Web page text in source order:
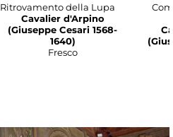
Ritrovamento della Lupa
Cavalier d'Arpino
(Giuseppe Cesari 1568-
1640)
Fresco